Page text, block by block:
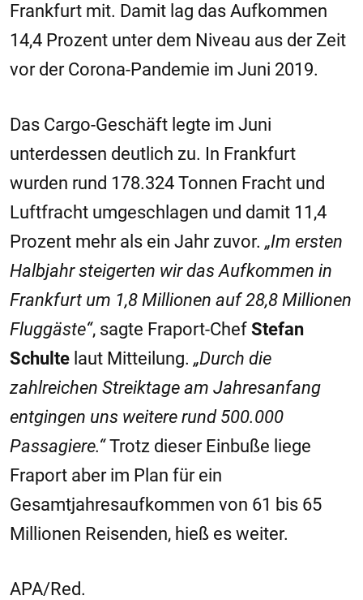
Frankfurt mit. Damit lag das Aufkommen
14,4 Prozent unter dem Niveau aus der Zeit
vor der Corona-Pandemie im Juni 2019.
Das Cargo-Geschäft legte im Juni
unterdessen deutlich zu. In Frankfurt
wurden rund 178.324 Tonnen Fracht und
Luftfracht umgeschlagen und damit 11,4
Prozent mehr als ein Jahr zuvor. „Im ersten
Halbjahr steigerten wir das Aufkommen in
Frankfurt um 1,8 Millionen auf 28,8 Millionen
Fluggäste“, sagte Fraport-Chef Stefan
Schulte laut Mitteilung. „Durch die
zahlreichen Streiktage am Jahresanfang
entgingen uns weitere rund 500.000
Passagiere.“Trotz dieser Einbuße liege
Fraport aber im Plan für ein
Gesamtjahresaufkommen von 61 bis 65
Millionen Reisenden, hieß es weiter.
APA/Red.